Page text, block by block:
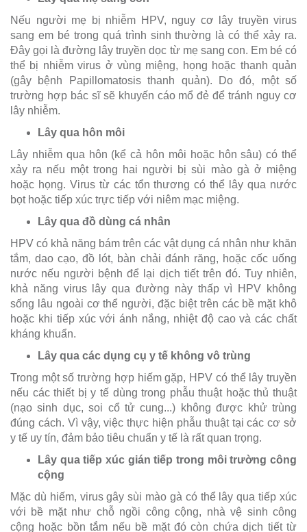
Nếu người mẹ bị nhiễm HPV, nguy cơ lây truyền virus
sang em bé trong quá trình sinh thường là có thể xảy ra.
Đây gọi là đường lây truyền dọc từ mẹ sang con. Em bé có
thể bị nhiễm virus ở vùng miệng, họng hoặc thanh quản
(gây bệnh Papillomatosis thanh quản). Do đó, một số
trường hợp bác sĩ sẽ khuyến cáo mổ đẻ để tránh nguy cơ
lây nhiễm.
Lây qua hôn môi
Lây nhiễm qua hôn (kể cả hôn môi hoặc hôn sâu) có thể
xảy ra nếu một trong hai người bị sùi mào gà ở miệng
hoặc họng. Virus từ các tổn thương có thể lây qua nước
bọt hoặc tiếp xúc trực tiếp với niêm mạc miệng.
Lây qua đồ dùng cá nhân
HPV có khả năng bám trên các vật dụng cá nhân như khăn
tắm, dao cạo, đồ lót, bàn chải đánh răng, hoặc cốc uống
nước nếu người bệnh để lại dịch tiết trên đó. Tuy nhiên,
khả năng virus lây qua đường này thấp vì HPV không
sống lâu ngoài cơ thể người, đặc biệt trên các bề mặt khô
hoặc khi tiếp xúc với ánh nắng, nhiệt độ cao và các chất
kháng khuẩn.
Lây qua các dụng cụ y tế không vô trùng
Trong một số trường hợp hiếm gặp, HPV có thể lây truyền
nếu các thiết bị y tế dùng trong phẫu thuật hoặc thủ thuật
(nạo sinh dục, soi cổ tử cung...) không được khử trùng
đúng cách. Vì vậy, việc thực hiện phẫu thuật tại các cơ sở
y tế uy tín, đảm bảo tiêu chuẩn y tế là rất quan trọng.
Lây qua tiếp xúc gián tiếp trong môi trường công
cộng
Mặc dù hiếm, virus gây sùi mào gà có thể lây qua tiếp xúc
với bề mặt như chỗ ngồi công cộng, nhà vệ sinh công
cộng hoặc bồn tắm nếu bề mặt đó còn chứa dịch tiết từ